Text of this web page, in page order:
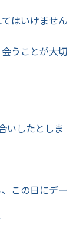
はいけません
ことが大切
いしたとしま
この日にデー